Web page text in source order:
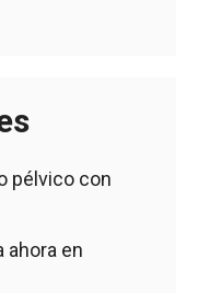
pélvico con
ahora en